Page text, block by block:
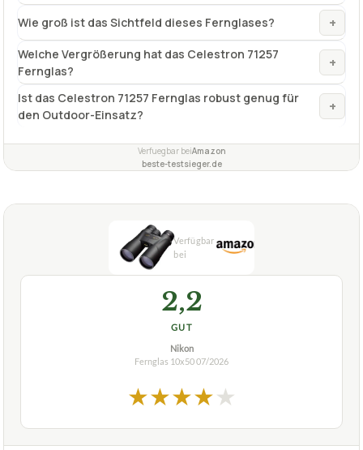
Wie groß ist das Sichtfeld dieses Fernglases? +
Welche Vergrößerung hat das Celestron 71257
Fernglas?
+
Ist das Celestron 71257 Fernglas robust genug für
den Outdoor-Einsatz?
+
Verfuegbar beiAmazon
beste-testsieger.de
2,2
GUT
Nikon
Fernglas 10x5007/2026
★★★★★